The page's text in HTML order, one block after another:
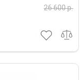
26 600 р.